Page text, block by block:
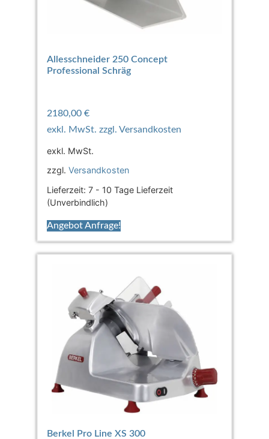
Allesschneider 250 Concept
Professional Schräg
2180,00 €
exkl. MwSt.
zzgl. Versandkosten
Lieferzeit: 7 - 10 Tage Lieferzeit
(Unverbindlich)
Angebot Anfrage!
Berkel Pro Line XS 300